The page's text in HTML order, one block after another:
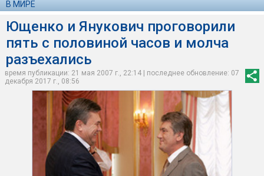
В МИРЕ
Ющенко и Янукович проговорили
пять с половиной часов и молча
разъехались
время публикации: 21 мая 2007 г., 22:14 | последнее обновление: 07
декабря 2017 г., 08:56